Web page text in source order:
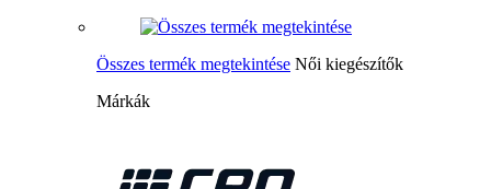
Összes termék megtekintése Női kiegészítők
Márkák